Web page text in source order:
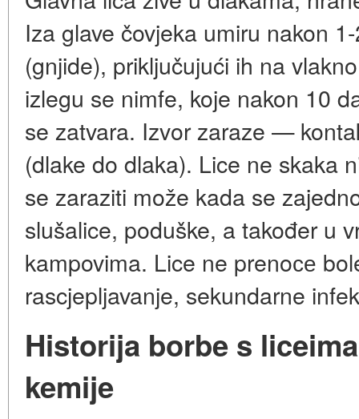
Iza glave čovjeka umiru nakon
(gnjide), priključujući ih na
izlegu se nimfe, koje nakon 10
se zatvara. Izvor zaraze —
(dlake do dlaka). Lice ne skaka
se zaraziti može kada se
slušalice, poduške, a također u
kampovima. Lice ne prenoсе
rascjepljavanje, sekundarne
Historija borbe s
kemije